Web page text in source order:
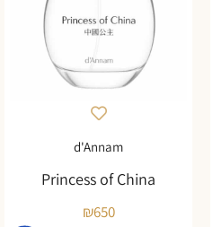
d'Annam
Princess of China
₪650